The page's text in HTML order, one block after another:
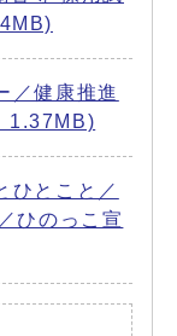
／健康推進
1.37MB)
ひとこと／
ひのっこ宣